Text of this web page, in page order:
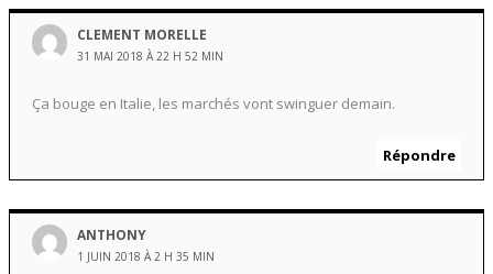
CLEMENT MORELLE
31 MAI 2018 À 22 H 52 MIN
Ça bouge en Italie, les marchés vont swinguer demain.
Répondre
ANTHONY
1 JUIN 2018 À 2 H 35 MIN